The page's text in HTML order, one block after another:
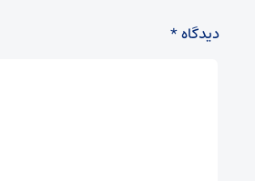
دیدگاه*